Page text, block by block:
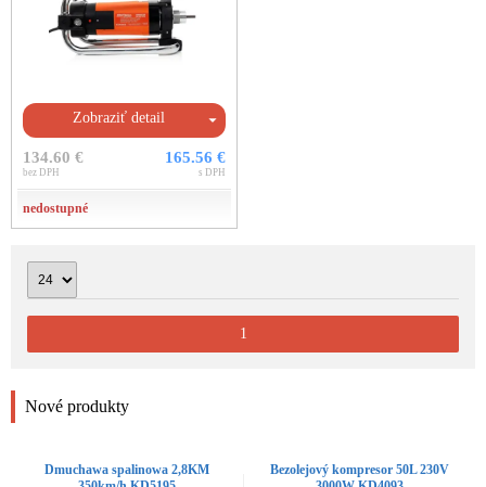
Zobraziť detail
134.60 €
bez DPH
165.56 €
s DPH
nedostupné
1
Nové produkty
Dmuchawa spalinowa 2,8KM
Bezolejový kompresor 50L 230V